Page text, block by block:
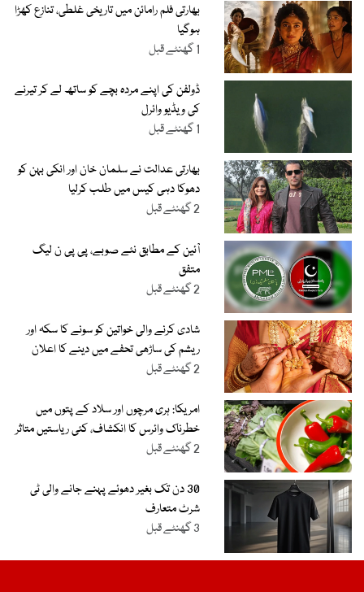
بھارتی فلم رامائن میں تاریخی غلطی، تنازع کھڑا
ہوگیا
1 گھنٹے قبل
ڈولفن کی اپنے مردہ بچے کو ساتھ لے کر تیرنے
کی ویڈیو وائرل
1 گھنٹے قبل
بھارتی عدالت نے سلمان خان اور انکی بہن کو
دھوکا دہی کیس میں طلب کرلیا
2 گھنٹے قبل
آئین کے مطابق نئے صوبے، پی پی ن لیگ
متفق
2 گھنٹے قبل
شادی کرنے والی خواتین کو سونے کا سکہ اور
ریشم کی ساڑھی تحفے میں دینے کا اعلان
2 گھنٹے قبل
امریکا: ہری مرچوں اور سلاد کے پتوں میں
خطرناک وائرس کا انکشاف، کئی ریاستیں متاثر
2 گھنٹے قبل
30 دن تک بغیر دھوئے پہنے جانے والی ٹی
شرٹ متعارف
3 گھنٹے قبل